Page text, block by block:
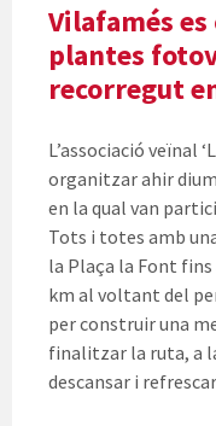
Vilafamés
plantes
recorregut
L’associació veïnal
organitzar ahir
en la qual van
Tots i totes amb
la Plaça la Font
km al voltant del
per construir una
finalitzar la ruta, a
descansar i